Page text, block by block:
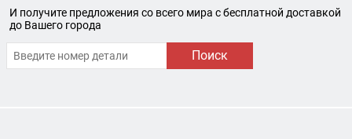
И получите предложения со всего мира с бесплатной доставкой
до Вашего города
Поиск